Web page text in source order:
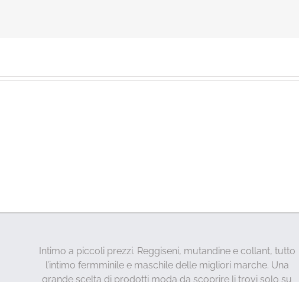
Intimo a piccoli prezzi. Reggiseni, mutandine e collant, tutto
l’intimo fermminile e maschile delle migliori marche. Una
grande scelta di prodotti moda da scoprire li trovi solo su